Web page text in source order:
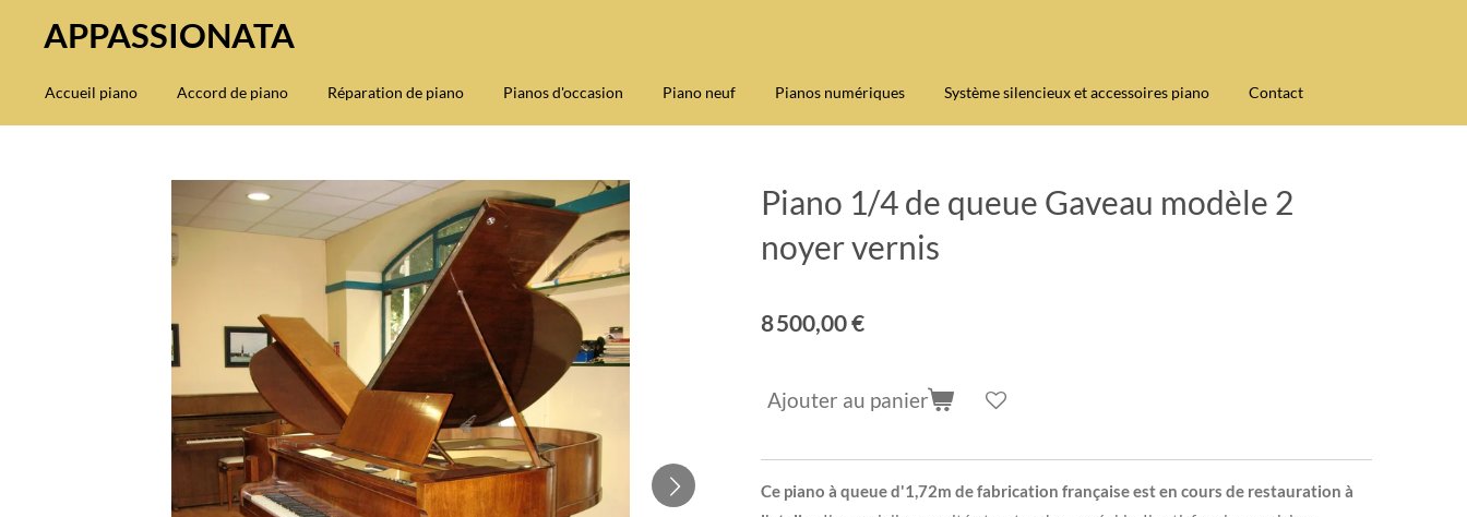
Passer
contenu
APPASSIONATA
Accueil piano Accord de piano Réparation de piano Pianos d'occasion Piano neuf Pianos numériques Système silencieux et accessoires piano Contact
Piano 1/4 de queue Gaveau modèle 2
noyer vernis
8 500,00 €
Ajouter au panier
Ce piano à queue d'1,72m de fabrication française est en cours de restauration à